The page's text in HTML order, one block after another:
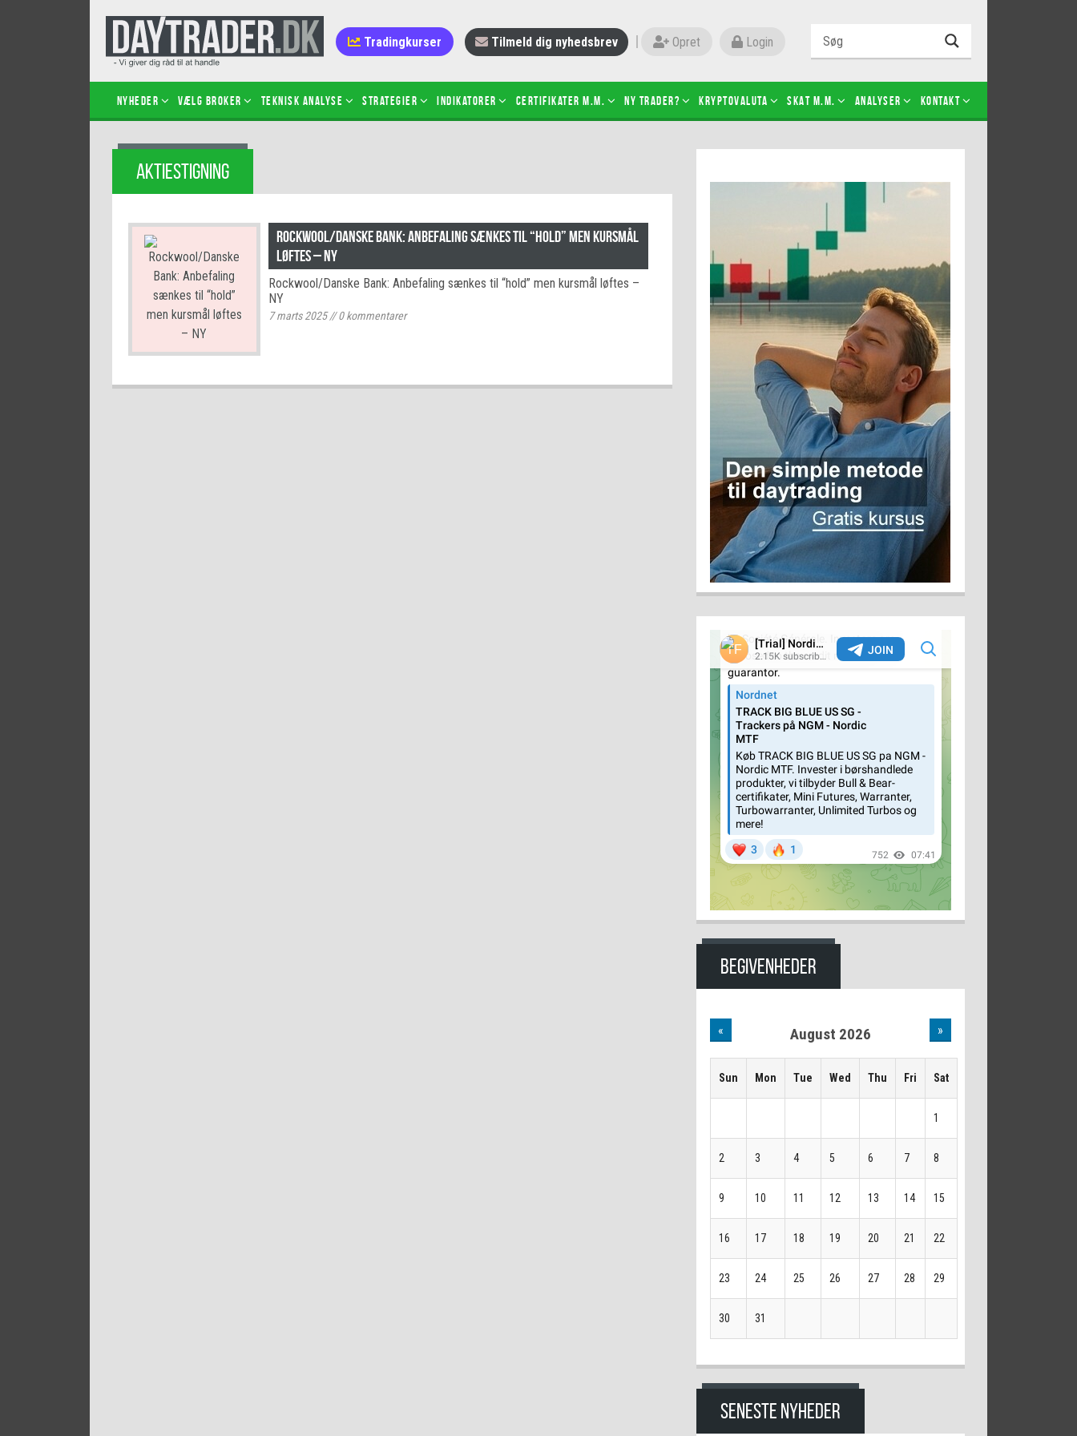
Tradingkurser Tilmeld dig nyhedsbrev Opret Login
Nyheder Vælg broker Teknisk analyse Strategier Indikatorer Certifikater m.m. Ny trader?
Sådan bruges stop-loss
Hvad sætter du på spil ved CFD-
handel?
Sådan fungerer BULL & BEAR-
Det betyder de nye ESMA-regler
Shortselling
Futures-kontrakter
Kopier Jeppe Kirk Bonde
Kryptovaluta SKAT m.m. Analyser Kontakt
AKTIESTIGNING
Rockwool/Danske Bank: Anbefaling sænkes til “hold” men kursmål
løftes – NY
Rockwool/Danske Bank: Anbefaling sænkes til “hold” men kursmål løftes –
NY
7 marts 2025//0kommentarer
BEGIVENHEDER
« August 2026 »
Sun Mon Tue Wed Thu Fri Sat
1
2 3 4 5 6 7 8
9 10 11 12 13 14 15
16 17 18 19 20 21 22
23 24 25 26 27 28 29
30 31
SENESTE NYHEDER